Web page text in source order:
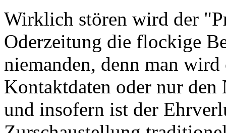
Wirklich stören wird der
Oderzeitung die flockige
niemanden, denn man
Kontaktdaten oder nur den
und insofern ist der